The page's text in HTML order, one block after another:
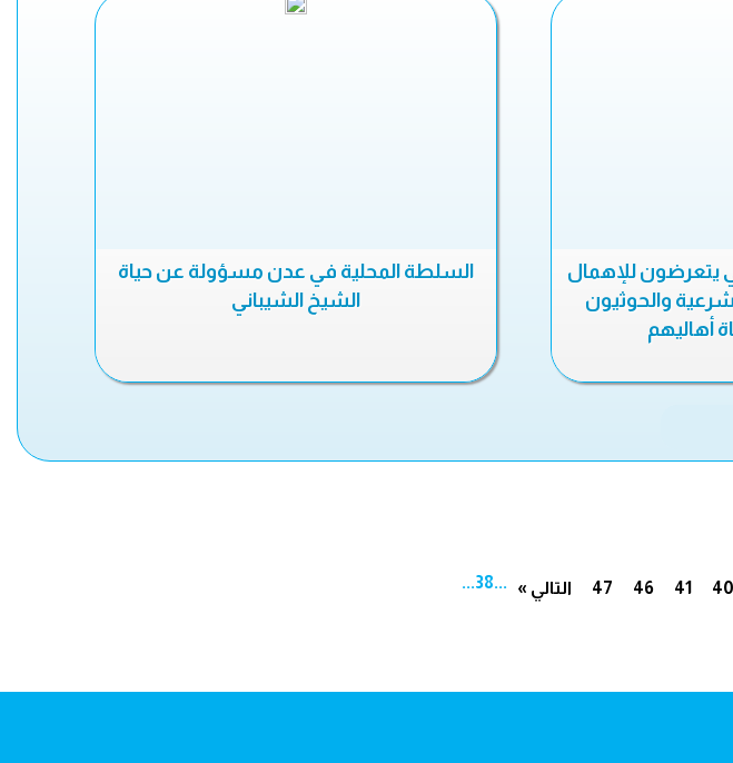
يتعرضون للإهمال
والحوثيون
أهاليهم
السلطة المحلية في عدن مسؤولة عن حياة
الشيخ الشيباني
...
38 40
41
... 46
47 التالي »